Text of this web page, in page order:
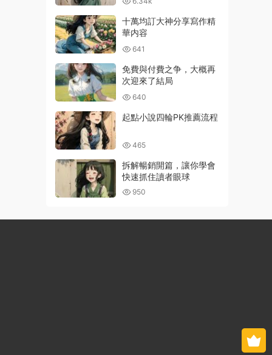
十萬均訂大神分享寫作精
華内容
641
免費與付費之争，大概再
次迎來了結局
640
起點小說四輪PK推薦流程
465
拆解暢銷開篇，讓你學會
快速抓住讀者眼球
950